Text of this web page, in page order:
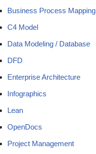
Business Process Mapping
C4 Model
Data Modeling / Database
DFD
Enterprise Architecture
Infographics
Lean
OpenDocs
Project Management